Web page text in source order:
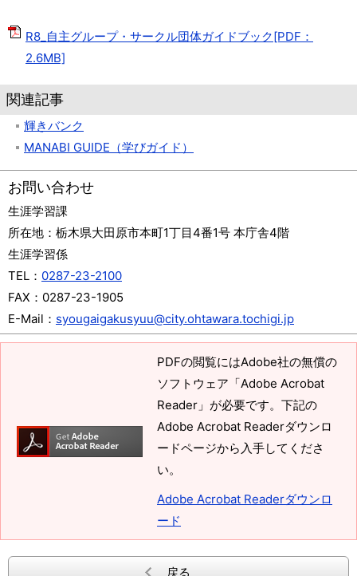
R8_自主グループ・サークル団体ガイドブック[PDF：
2.6MB]
関連記事
輝きバンク
MANABI GUIDE（学びガイド）
お問い合わせ
生涯学習課
所在地： 栃木県大田原市本町1丁目4番1号 本庁舎4階
生涯学習係
TEL： 0287-23-2100
FAX： 0287-23-1905
E-Mail： syougaigakusyuu@city.ohtawara.tochigi.jp
PDFの閲覧にはAdobe社の無償の
ソフトウェア「Adobe Acrobat
Reader」が必要です。下記の
Adobe Acrobat Readerダウンロ
ードページから入手してくださ
い。
Adobe Acrobat Readerダウンロ
ード
戻る